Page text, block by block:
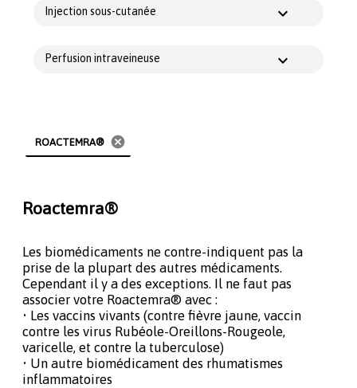
Injection sous-cutanée
Perfusion intraveineuse
ROACTEMRA® cancel
Roactemra®
Les biomédicaments ne contre-indiquent pas la
prise de la plupart des autres médicaments.
Cependant il y a des exceptions. Il ne faut pas
associer votre Roactemra® avec :
• Les vaccins vivants (contre fièvre jaune, vaccin
contre les virus Rubéole-Oreillons-Rougeole,
varicelle, et contre la tuberculose)
• Un autre biomédicament des rhumatismes
inflammatoires